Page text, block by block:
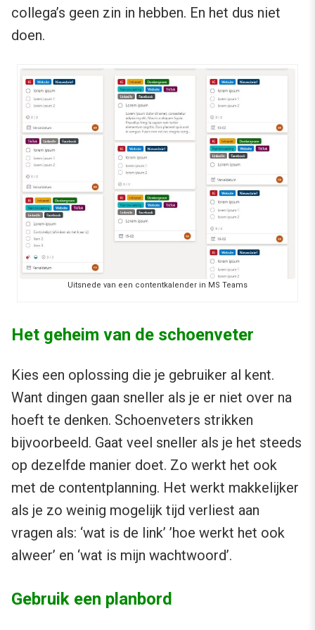
collega’s geen zin in hebben. En het dus niet
doen.
Uitsnede van een contentkalender in MS Teams
Het geheim van de schoenveter
Kies een oplossing die je gebruiker al kent.
Want dingen gaan sneller als je er niet over na
hoeft te denken. Schoenveters strikken
bijvoorbeeld. Gaat veel sneller als je het steeds
op dezelfde manier doet. Zo werkt het ook
met de contentplanning. Het werkt makkelijker
als je zo weinig mogelijk tijd verliest aan
vragen als: ‘wat is de link’ ’hoe werkt het ook
alweer’ en ‘wat is mijn wachtwoord’.
Gebruik een planbord